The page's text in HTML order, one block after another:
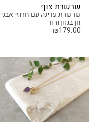
שרשרת צוף
שרשרת עדינה עם חרוזי אבני
חן בגוון ורוד
₪179.00